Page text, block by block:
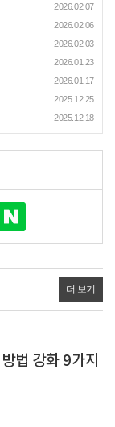
2026.02.07
2026.02.06
2026.02.03
2026.01.23
2026.01.17
2025.12.25
2025.12.18
더 보기
법 강화 9가지